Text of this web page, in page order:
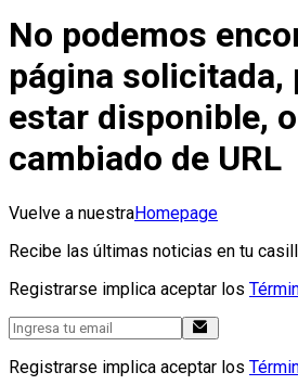
No podemos
página solicitada,
estar disponible,
cambiado de URL
Vuelve a nuestraHomepage
Recibe las últimas noticias en tu
Registrarse implica aceptar los
Registrarse implica aceptar los